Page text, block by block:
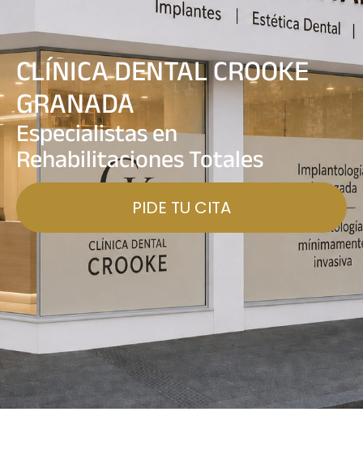
CLÍNICA DENTAL CROOKE
GRANADA
Especialistas en
Rehabilitaciones Totales
PIDE TU CITA